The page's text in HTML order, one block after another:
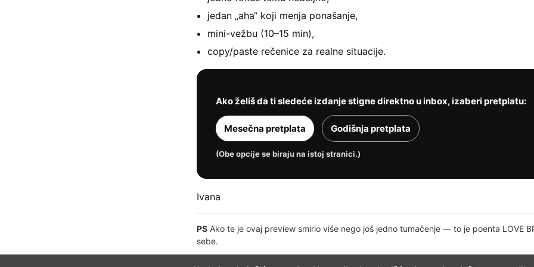
jedan „aha“ koji menja ponašanje,
mini-vežbu (10–15 min),
copy/paste rečenice za realne situacije.
Ako želiš da ti sledeće izdanje stigne direktno u inbox, izaberi pretplatu:
Mesečna pretplata Godišnja pretplata
(Obe opcije se biraju na istoj stranici.)
Ivana
PS Ako te je ovaj preview smirio više nego još jedno tumačenje — to je poenta LOVE
sebe.